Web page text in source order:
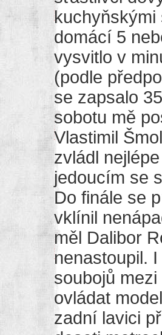
kuchyňskými
domácí 5
vysvitlo v
(podle
se zapsalo
sobotu mě
Vlastimil
zvládl
jedoucím se
Do finále se
vklínil
měl Dalibor
nenastoupil.
soubojů
ovládat
zadní lavici